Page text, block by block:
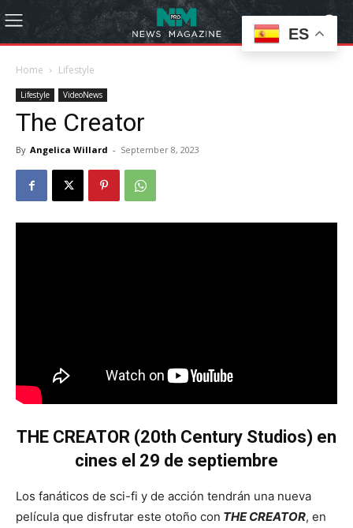
Home Lifestyle
Lifestyle VideoNews
The Creator
By Angelica Willard - September 8, 2023
THE CREATOR (20th Century Studios) en
cines el 29 de septiembre
Los fanáticos de sci-fi y de acción tendrán una nueva
película que disfrutar este otoño con THE CREATOR, en
ES